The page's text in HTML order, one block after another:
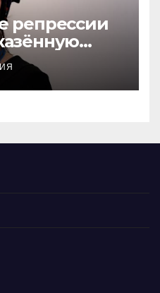
репрессии